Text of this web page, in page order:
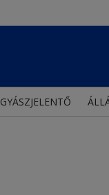
GYÁSZJELENTŐ